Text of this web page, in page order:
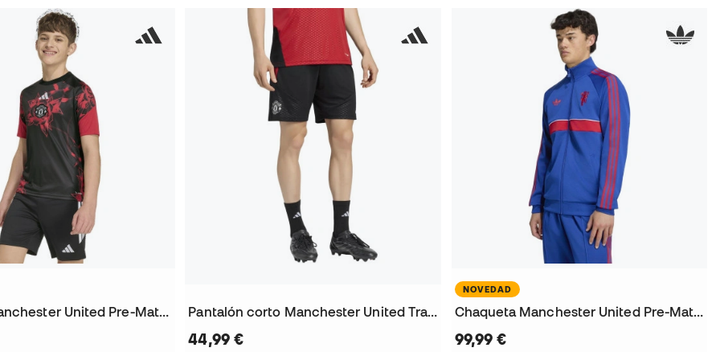
Camiseta Manchester United Pre-Match Home 2026-2027 Niño Pantalón corto Manchester United Training 2026-2027
44,99 €
NOVEDAD
Chaqueta Manchester United Pre-Match Away 2026-2027
99,99 €